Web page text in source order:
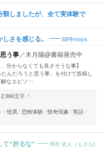
類しましたが、全て実体験で
さを感じる。 SB亭moya
う事／木月陽@書籍発売中
分からなくても良さそうな事】
んだろうと思う事」を付けて投稿し
解なエピソ…
2,966文字
怪異 恐怖体験 怪奇現象 実話
“折るな” 岡村 史人（もさお)